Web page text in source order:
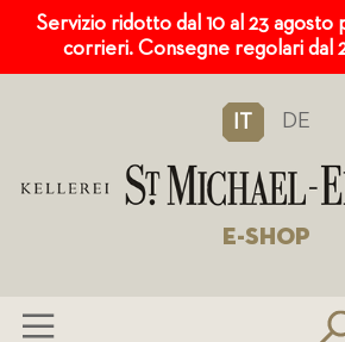
Servizio ridotto dal 10 al 23 agosto
corrieri. Consegne regolari dal
IT DE
E-SHOP